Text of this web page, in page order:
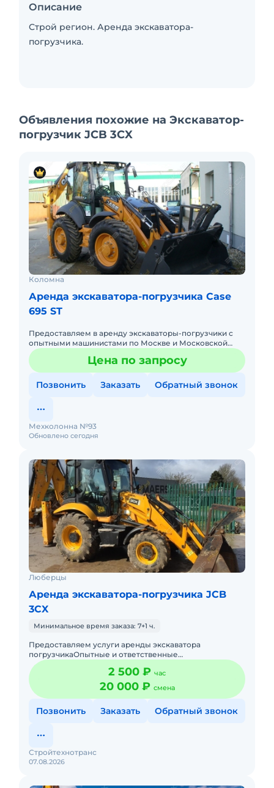
Описание
Строй регион. Аренда экскаватора-
погрузчика.
Объявления похожие на Экскаватор-
погрузчик JCB 3CX
Коломна
Аренда экскаватора-погрузчика Case
695 ST
Предоставляем в аренду экскаваторы-погрузчики с
опытными машинистами по Москве и Московской
области. Любой вид аренды. Долгосрочный,
краткосрочный (почасовой, п
Цена по запросу
Позвонить Заказать Обратный звонок
Обновлено сегодня
Мехколонна №93
Люберцы
Аренда экскаватора-погрузчика JCB
3CX
Минимальное время заказа: 7+1 ч.
Предоставляем услуги аренды экскаватора
погрузчикаОпытные и ответственные
машинистыРаботаем без
выходных,круглосуточноПодача в день заказа.Пакет
отчетных докуме
2 500 ₽ час
20 000 ₽ смена
Позвонить Заказать Обратный звонок
07.08.2026
Стройтехнотранс